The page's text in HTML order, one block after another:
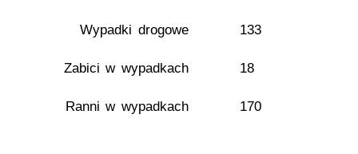
Wypadki drogowe 133
Zabici w wypadkach 18
Ranni w wypadkach 170